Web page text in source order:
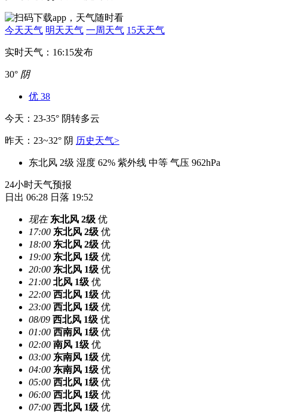
今天天气 明天天气 一周天气 15天天气
实时天气：16:15发布
30° 阴
优 38
今天：23-35° 阴转多云
昨天：23~32° 阴 历史天气>
东北风 2级 湿度 62% 紫外线 中等 气压 962hPa
24小时天气预报
日出 06:28 日落 19:52
现在 东北风 2级 优
17:00 东北风 2级 优
18:00 东北风 2级 优
19:00 东北风 1级 优
20:00 东北风 1级 优
21:00 北风 1级 优
22:00 西北风 1级 优
23:00 西北风 1级 优
08/09 西北风 1级 优
01:00 西南风 1级 优
02:00 南风 1级 优
03:00 东南风 1级 优
04:00 东南风 1级 优
05:00 西北风 1级 优
06:00 西北风 1级 优
07:00 西北风 1级 优